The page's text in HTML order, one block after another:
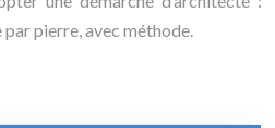
pierre, avec méthode.